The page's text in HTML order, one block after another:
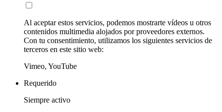
Al aceptar estos servicios, podemos mostrarte vídeos u otros
contenidos multimedia alojados por proveedores externos.
Con tu consentimiento, utilizamos los siguientes servicios de
terceros en este sitio web:
Vimeo, YouTube
Requerido
Siempre activo